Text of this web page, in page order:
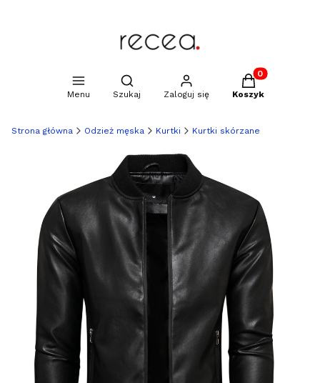
Menu
Otwórz wyszukiwarkę
Szukaj Zaloguj się
Produkty w
Koszyk
Strona główna Odzież męska Kurtki Kurtki skórzane